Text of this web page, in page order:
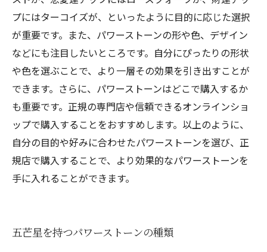
プにはターコイズが、といったように目的に応じた選択
が重要です。また、パワーストーンの形や色、デザイン
などにも注目したいところです。自分にぴったりの形状
や色を選ぶことで、より一層その効果を引き出すことが
できます。さらに、パワーストーンはどこで購入するか
も重要です。正規の専門店や信頼できるオンラインショ
ップで購入することをおすすめします。以上のように、
自分の目的や好みに合わせたパワーストーンを選び、正
規店で購入することで、より効果的なパワーストーンを
手に入れることができます。
五芒星を持つパワーストーンの種類